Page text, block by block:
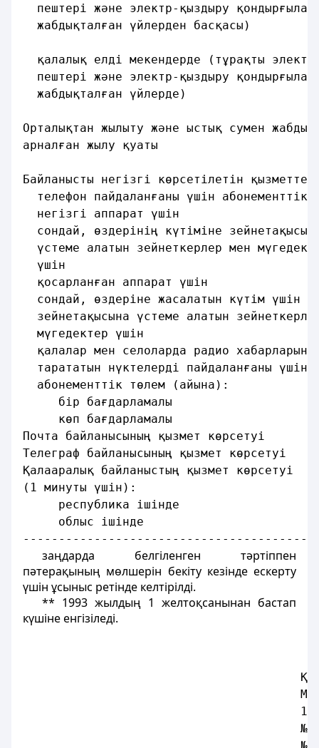
пештерi және электр-қыздыру
жабдықталған үйлерден басқасы)
қалалық елдi мекендерде (тұрақты электр
пештерi және электр-қыздыру
жабдықталған үйлерде)
Орталықтан жылыту және ыстық сумен
арналған жылу қуаты
Байланысты негiзгi көрсетiлетiн
телефон пайдаланғаны үшiн абонементтiк
негiзгi аппарат үшiн
сондай, өздерiнiң күтiмiне
үстеме алатын зейнеткерлер мен
үшiн
қосарланған аппарат үшiн
сондай, өздерiне жасалатын күтiм үшiн
зейнетақысына үстеме алатын
мүгедектер үшiн
қалалар мен селоларда радио хабарларын
тарататын нүктелердi пайдаланғаны үшiн
абонементтiк төлем (айына):
бiр бағдарламалы
көп бағдарламалы
Почта байланысының қызмет көрсетуi
Телеграф байланысының қызмет көрсетуi
Қалааралық байланыстың қызмет көрсетуi
(1 минуты үшiн):
республика iшiнде
облыс iшiнде
заңдарда белгiленген тәртiппен
пәтерақының мөлшерiн бекіту кезiнде ескерту
үшiн ұсыныс ретiнде келтiрiлдi.
** 1993 жылдың 1 желтоқсанынан бастап
күшiне енгiзiледi.
Қазақстан
Министрлер
1993 жылғы 12
№ 1121